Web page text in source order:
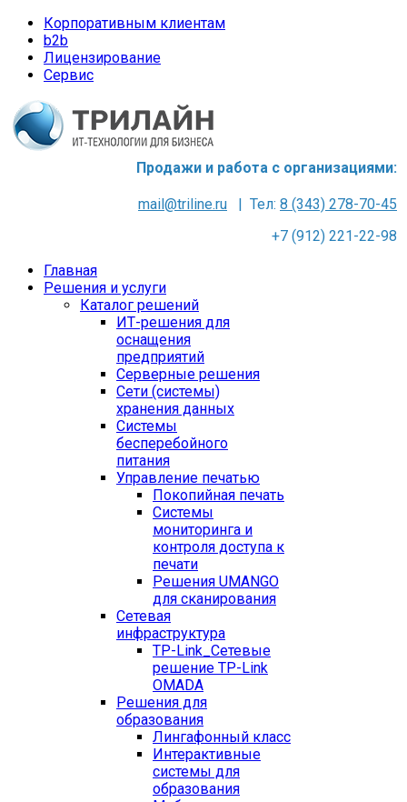
Корпоративным клиентам
b2b
Лицензирование
Сервис
Продажи и работа с организациями:
mail@triline.ru | Тел: 8 (343) 278-70-45
+7 (912) 221-22-98
Главная
Решения и услуги
Каталог решений
ИТ-решения для
оснащения
предприятий
Серверные решения
Сети (системы)
хранения данных
Системы
бесперебойного
питания
Управление печатью
Покопийная печать
Системы
мониторинга и
контроля доступа к
печати
Решения UMANGO
для сканирования
Сетевая
инфраструктура
TP-Link_ Сетевые
решение TP-Link
OMADA
Решения для
образования
Лингафонный класс
Интерактивные
системы для
образования